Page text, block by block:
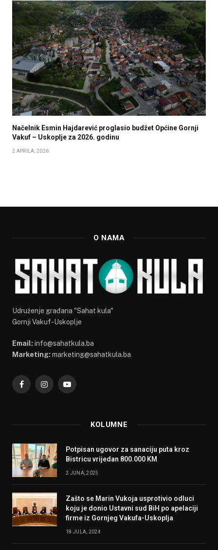
Načelnik Esmin Hajdarević proglasio budžet Općine Gornji
Vakuf – Uskoplje za 2026. godinu
2 APRILA, 2026
O NAMA
Udruženje građana "Sahat kula"
Gornji Vakuf-Uskoplje
Email: info@sahatkula.ba
Marketing: marketing@sahatkula.ba
FacebookInstagramYouTube
KOLUMNE
Potpisan ugovor za sanaciju puta kroz
Bistricu vrijedan 800.000 KM
2 JUNA, 2025
Zašto se Marin Vukoja usprotivio odluci
koju je donio Ustavni sud BiH po apelaciji
firme iz Gornjeg Vakufa-Uskoplja
18 JULA, 2024